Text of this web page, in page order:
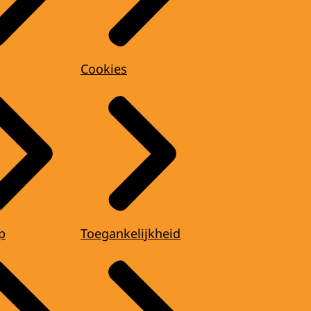
Cookies
Toegankelijkheid